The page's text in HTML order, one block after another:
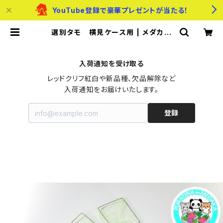
YouTube登録で豪華プレゼントが当たる！
選別タモ 横見ケース用 | メダカの
入荷通知を受け取る
レッドクリフ紅白や新品種、欠品解除など
入荷通知をお届けいたします。
登録